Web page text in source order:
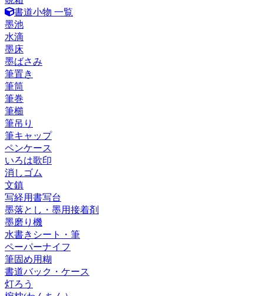
書道小物 一覧
墨池
水滴
墨床
墨ばさみ
筆置き
筆筒
筆巻
筆櫛
筆吊り
筆キャップ
ペンケース
いろは歌印
消しゴム
文鎮
写経用書写台
墨落とし・墨用接着剤
墨磨り機
水書きシート・筆
ペーパーナイフ
筆固め用糊
書道バック・ケース
灯ろう